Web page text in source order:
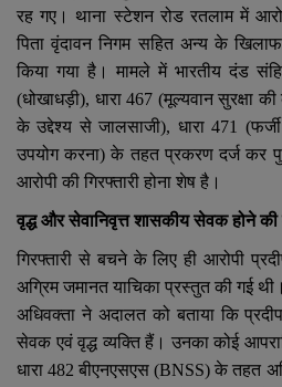
रह गए। थाना स्टेशन रोड रतलाम में
पिता वृंदावन निगम सहित अन्य के
किया गया है। मामले में भारतीय दंड
(धोखाधड़ी), धारा467 (मूल्यवान सुरक्षा
के उद्देश्य से जालसाजी), धारा471
उपयोग करना) के तहत प्रकरण दर्ज कर
आरोपी की गिरफ्तारी होना शेष है।
वृद्ध और सेवानिवृत्त शासकीय सेवक होने
गिरफ्तारी से बचने के लिए ही आरोपी
अग्रिम जमानत याचिका प्रस्तुत की गई
अधिवक्ता ने अदालत को बताया कि
सेवक एवं वृद्ध व्यक्ति हैं। उनका कोई
धारा482बीएनएसएस (BNSS)के तहत